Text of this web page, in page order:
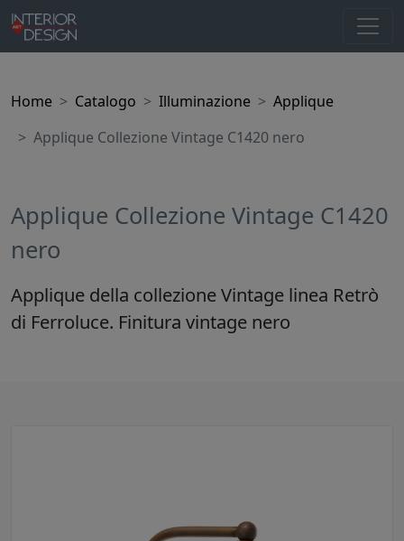
Home Catalogo Illuminazione
Applique
Applique Collezione Vintage C1420 nero
Applique Collezione Vintage C1420
nero
Applique della collezione Vintage linea Retrò
di Ferroluce. Finitura vintage nero